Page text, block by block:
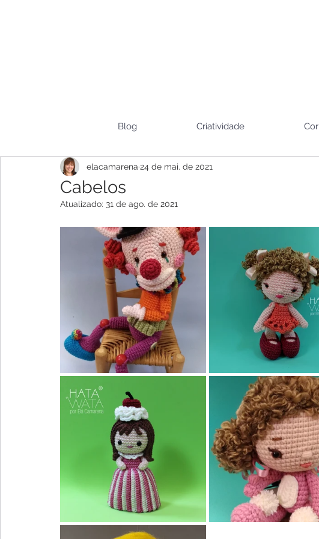
Blog Criatividade Cor
Cabelos
elacamarena 24 de mai. de 2021
Atualizado: 31 de ago. de 2021